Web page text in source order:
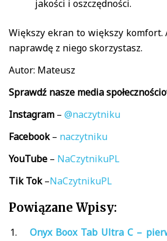
jakości i oszczędności.
Większy ekran to większy komfort.
naprawdę z niego skorzystasz.
Autor: Mateusz
Sprawdź nasze media
Instagram – @naczytniku
Facebook– naczytniku
YouTube – NaCzytnikuPL
Tik Tok–NaCzytnikuPL
Powiązane Wpisy:
Onyx Boox Tab Ultra C –